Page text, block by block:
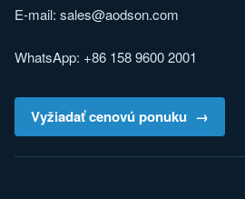
E-mail: sales@aodson.com
WhatsApp: +86 158 9600 2001
Vyžiadať cenovú ponuku